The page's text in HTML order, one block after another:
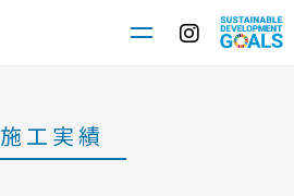
施工実績